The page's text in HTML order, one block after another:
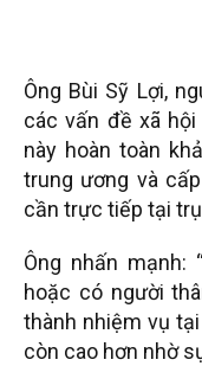
Ông Bùi Sỹ Lợi,
các vấn đề xã
này hoàn toàn
trung ương và
cần trực tiếp tại
Ông nhấn mạnh:
hoặc có người
thành nhiệm vụ
còn cao hơn nhờ